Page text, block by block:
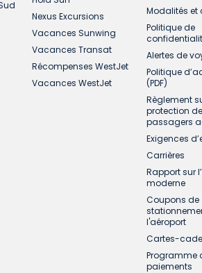
Nexus Excursions
Vacances Sunwing
Vacances Transat
Récompenses WestJet
Vacances WestJet
Modalités et
Politique de
Alertes de
Politique
(PDF)
Règlement
protection
passagers
Exigences
Carrières
Rapport sur
moderne
Coupons de
l'aéroport
Cartes-
Programme
paiements